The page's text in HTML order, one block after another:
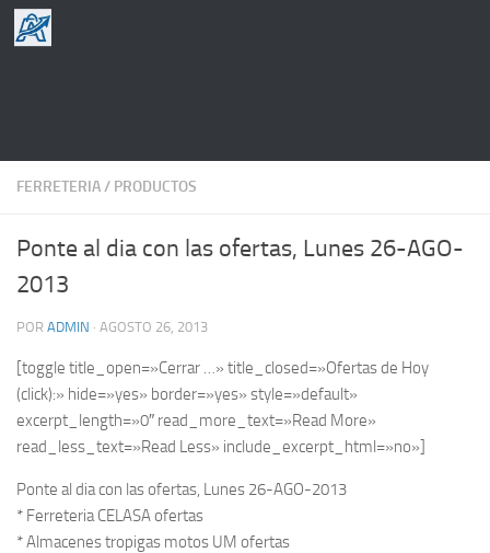
Saltar al contenido
FERRETERIA/ PRODUCTOS
Ponte al dia con las ofertas, Lunes 26-AGO-
2013
POR ADMIN · AGOSTO 26, 2013
[toggle title_open=»Cerrar …» title_closed=»Ofertas de Hoy
(click):» hide=»yes» border=»yes» style=»default»
excerpt_length=»0″ read_more_text=»Read More»
read_less_text=»Read Less» include_excerpt_html=»no»]
Ponte al dia con las ofertas, Lunes 26-AGO-2013
* Ferreteria CELASA ofertas
* Almacenes tropigas motos UM ofertas